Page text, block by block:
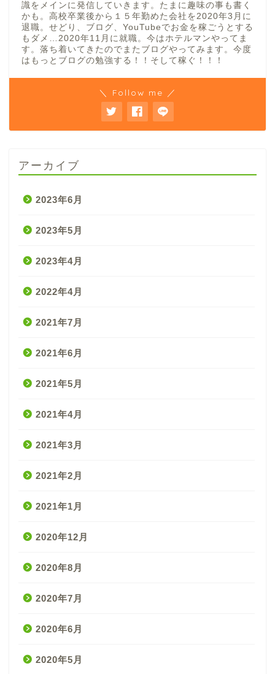
識をメインに発信していきます。たまに趣味の事も書く
かも。高校卒業後から１５年勤めた会社を2020年3月に
退職。せどり、ブログ、YouTubeでお金を稼ごうとする
もダメ…2020年11月に就職。今はホテルマンやってま
す。落ち着いてきたのでまたブログやってみます。今度
はもっとブログの勉強する！！そして稼ぐ！！！
＼ Follow me ／
アーカイブ
2023年6月
2023年5月
2023年4月
2022年4月
2021年7月
2021年6月
2021年5月
2021年4月
2021年3月
2021年2月
2021年1月
2020年12月
2020年8月
2020年7月
2020年6月
2020年5月